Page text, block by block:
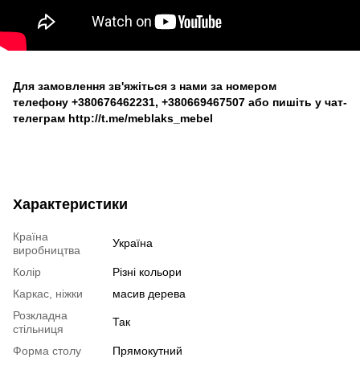
Для замовлення зв'яжіться з нами за номером
телефону +380676462231, +380669467507 або пишіть у чат-
телеграм http://t.me/meblaks_mebel
Характеристики
Країна
виробництва
Україна
Колір
Різні кольори
Каркас, ніжки
масив дерева
Розкладна
стільниця
Так
Форма столу Прямокутний